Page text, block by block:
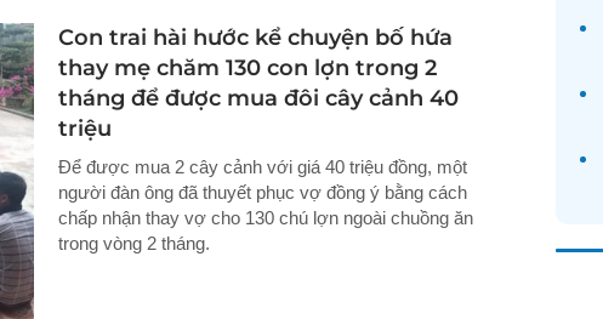
Con trai hài hước kể chuyện bố hứa
thay mẹ chăm 130 con lợn trong 2
tháng để được mua đôi cây cảnh 40
triệu
Để được mua 2 cây cảnh với giá 40 triệu đồng, một
người đàn ông đã thuyết phục vợ đồng ý bằng cách
chấp nhận thay vợ cho 130 chú lợn ngoài chuồng ăn
trong vòng 2 tháng.